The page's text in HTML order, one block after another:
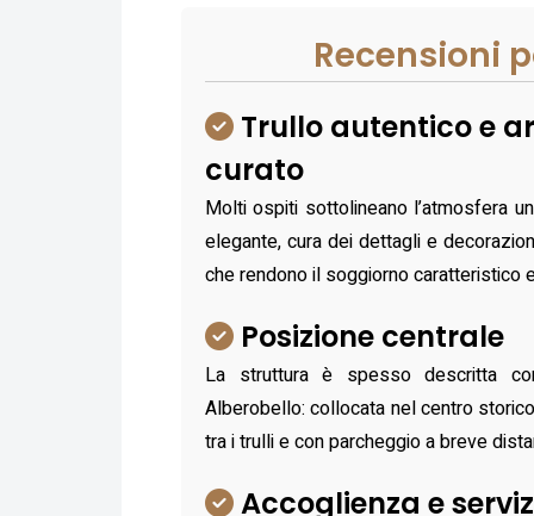
Recensioni
Trullo autentico e
curato
Molti ospiti sottolineano l’atmosfera
elegante, cura dei dettagli e
che rendono il soggiorno caratteristico
Posizione centrale
La struttura è spesso descritta
Alberobello: collocata nel centro
tra i trulli e con parcheggio a breve
Accoglienza e